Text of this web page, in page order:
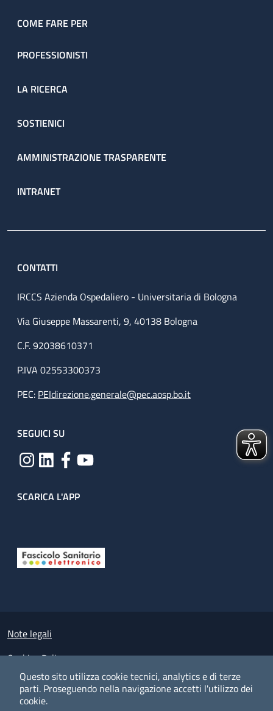
Questo sito utilizza cookie tecnici, analytics e di terze
parti. Proseguendo nella navigazione accetti l'utilizzo dei
cookie.
COME FARE PER
PROFESSIONISTI
LA RICERCA
SOSTIENICI
AMMINISTRAZIONE TRASPARENTE
INTRANET
CONTATTI
IRCCS Azienda Ospedaliero - Universitaria di Bologna
Via Giuseppe Massarenti, 9, 40138 Bologna
C.F. 92038610371
P.IVA 02553300373
PEC: PEIdirezione.generale@pec.aosp.bo.it
SEGUICI SU
SCARICA L'APP
Small prints
Note legali
Cookies Policy
Policy privacy e protezione del dato personale
Albo pretorio on-line